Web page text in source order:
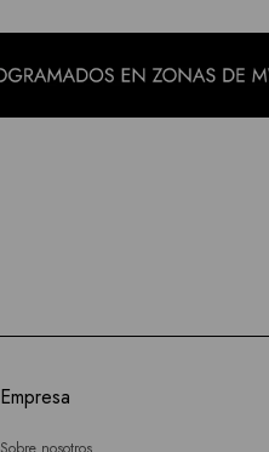
Empresa